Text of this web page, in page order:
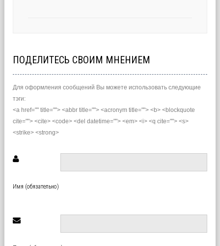
ПОДЕЛИТЕСЬ СВОИМ МНЕНИЕМ
Для оформления сообщений Вы можете использовать следующие
тэги:
<a href="" title=""> <abbr title=""> <acronym title=""> <b> <blockquote
cite=""> <cite> <code> <del datetime=""> <em> <i> <q cite=""> <s>
<strike> <strong>
Имя (обязательно)